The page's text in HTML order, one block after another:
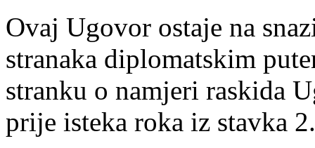
Ovaj Ugovor ostaje na
stranaka diplomatskim
stranku o namjeri raskida
prije isteka roka iz stavka